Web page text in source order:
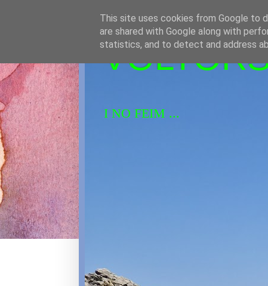
I NO FEIM ...
This site uses cookies from Google to
are shared with Google along with
statistics, and to detect and address